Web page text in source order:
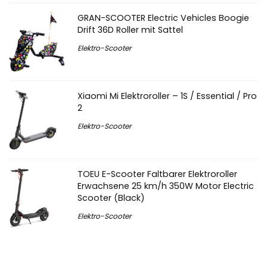
GRAN-SCOOTER Electric Vehicles Boogie
Drift 36D Roller mit Sattel
Elektro-Scooter
Xiaomi Mi Elektroroller – 1S / Essential / Pro
2
Elektro-Scooter
TOEU E-Scooter Faltbarer Elektroroller
Erwachsene 25 km/h 350W Motor Electric
Scooter (Black)
Elektro-Scooter